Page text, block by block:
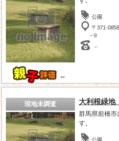
－
公園
〒371-
−９
－
現地未調査 大利根緑地
群馬県前橋市
す。
公園